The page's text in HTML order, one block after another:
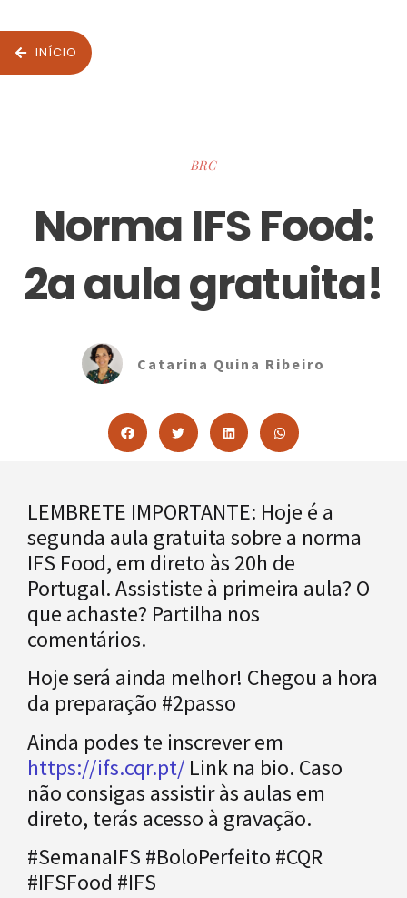
INÍCIO
BRC
Norma IFS Food:
2a aula gratuita!
Catarina Quina Ribeiro
LEMBRETE IMPORTANTE: Hoje é a
segunda aula gratuita sobre a norma
IFS Food, em direto às 20h de
Portugal. Assististe à primeira aula? O
que achaste? Partilha nos
comentários.
Hoje será ainda melhor! Chegou a hora
da preparação #2passo
Ainda podes te inscrever em
https://ifs.cqr.pt/ Link na bio. Caso
não consigas assistir às aulas em
direto, terás acesso à gravação.
#SemanaIFS #BoloPerfeito #CQR
#IFSFood #IFS